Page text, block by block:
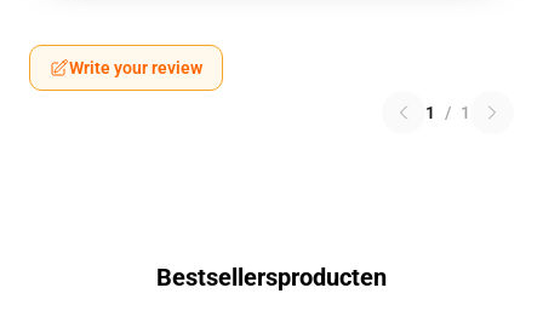
Write your review
1 / 1
Bestsellersproducten